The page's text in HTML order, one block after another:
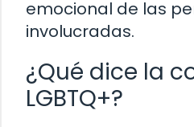
emocional de las
involucradas.
¿Qué dice la
LGBTQ+?